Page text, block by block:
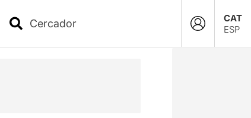
CAT
ESP